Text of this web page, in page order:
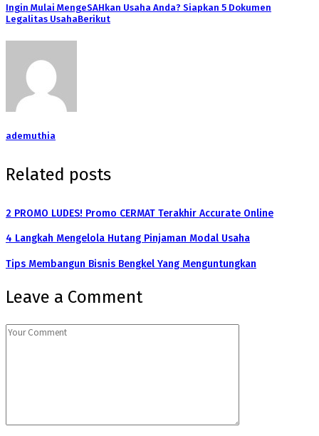
Ingin Mulai MengeSAHkan Usaha Anda? Siapkan 5 Dokumen
Legalitas UsahaBerikut
ademuthia
Related posts
2 PROMO LUDES! Promo CERMAT Terakhir Accurate Online
4 Langkah Mengelola Hutang Pinjaman Modal Usaha
Tips Membangun Bisnis Bengkel Yang Menguntungkan
Leave a Comment